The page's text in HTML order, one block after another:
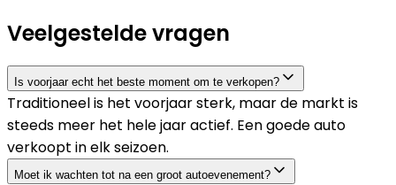
Veelgestelde vragen
Is voorjaar echt het beste moment om te verkopen?
Traditioneel is het voorjaar sterk, maar de markt is
steeds meer het hele jaar actief. Een goede auto
verkoopt in elk seizoen.
Moet ik wachten tot na een groot autoevenement?